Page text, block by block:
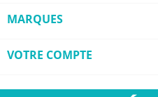
MARQUES
VOTRE COMPTE